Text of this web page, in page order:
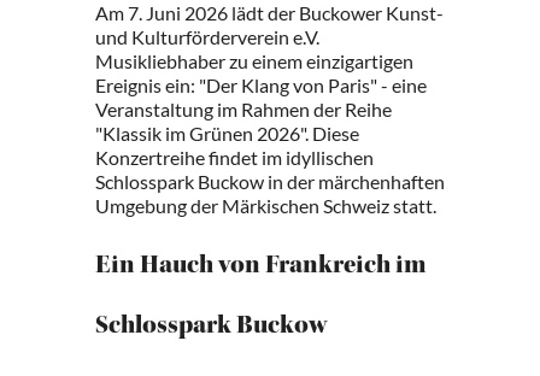
Am 7. Juni 2026 lädt der Buckower Kunst-
und Kulturförderverein e.V.
Musikliebhaber zu einem einzigartigen
Ereignis ein: "Der Klang von Paris" - eine
Veranstaltung im Rahmen der Reihe
"Klassik im Grünen 2026". Diese
Konzertreihe findet im idyllischen
Schlosspark Buckow in der märchenhaften
Umgebung der Märkischen Schweiz statt.
Ein Hauch von Frankreich im
Schlosspark Buckow